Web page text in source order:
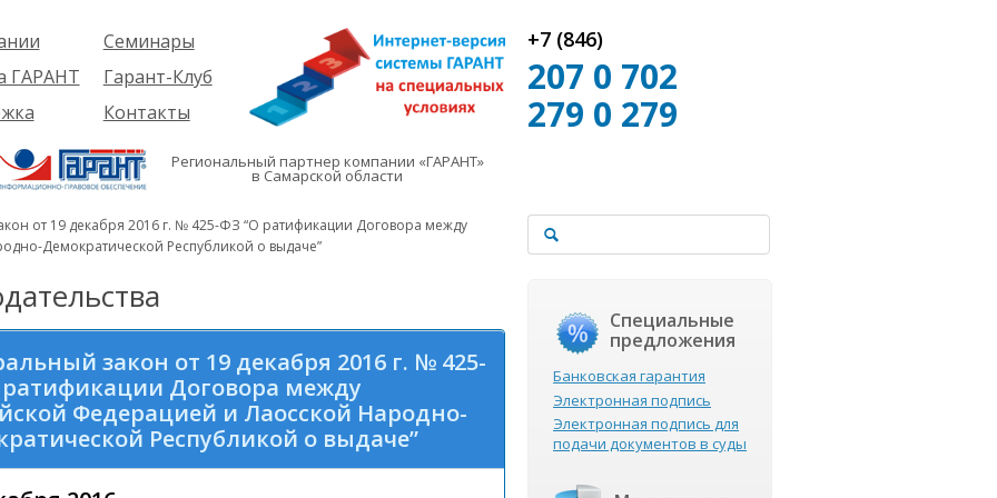
ГАРАНТ
Семинары
Об услуге
Предстоящие
семинары
Гарант-Клуб
Контакты
+7 (846)
207 0 702
279 0 279
Региональный партнер компании «ГАРАНТ»
в Самарской области
от 19 декабря 2016 г. № 425-ФЗ “О ратификации Договора между
Демократической Республикой о выдаче”
закон от 19 декабря 2016 г. № 425-
Договора между
Федерацией и Лаосской Народно-
Республикой о выдаче”
Специальные
предложения
Банковская гарантия
Электронная подпись
Электронная подпись для
подачи документов в суды